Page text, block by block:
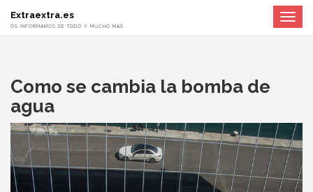
Toggle
Extraextra.es
OS INFORMAMOS DE TODO Y MUCHO MÁS
Como se cambia la bomba de
agua